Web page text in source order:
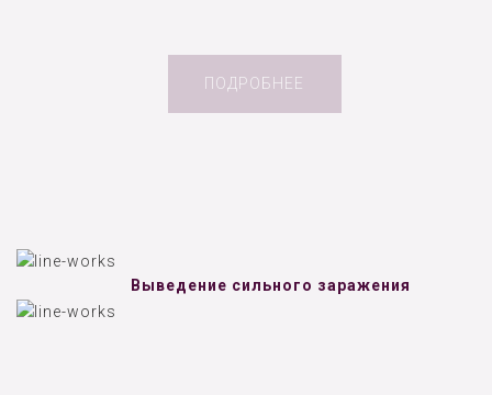
ПОДРОБНЕЕ
Выведение сильного заражения